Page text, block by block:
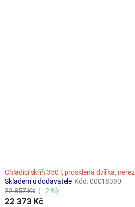
Chladicí skříň 350 l, prosklená dvířka, nerez
Skladem u dodavatele Kód:00018390
22 857 Kč (–2 %)
22 373 Kč